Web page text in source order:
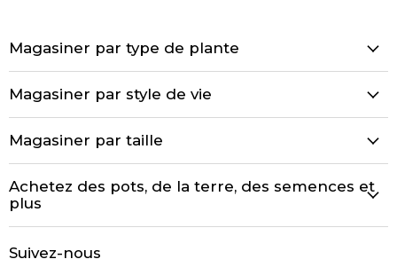
Magasiner par type de plante
Magasiner par style de vie
Magasiner par taille
Achetez des pots, de la terre, des semences et
plus
Suivez-nous